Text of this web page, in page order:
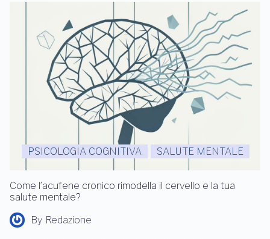
PSICOLOGIA COGNITIVA SALUTE MENTALE
Come l’acufene cronico rimodella il cervello e la tua
salute mentale?
By Redazione